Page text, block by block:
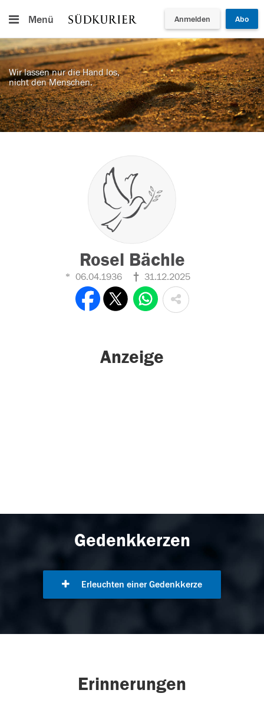
Menü Anmelden Abo
Wir lassen nur die Hand los,
nicht den Menschen.
Rosel Bächle
06.04.1936 31.12.2025
Anzeige
Gedenkkerzen
Erleuchten einer Gedenkkerze
Erinnerungen